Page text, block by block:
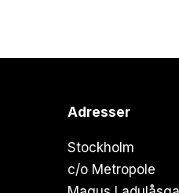
Adresser
Stockholm
c/o Metropole